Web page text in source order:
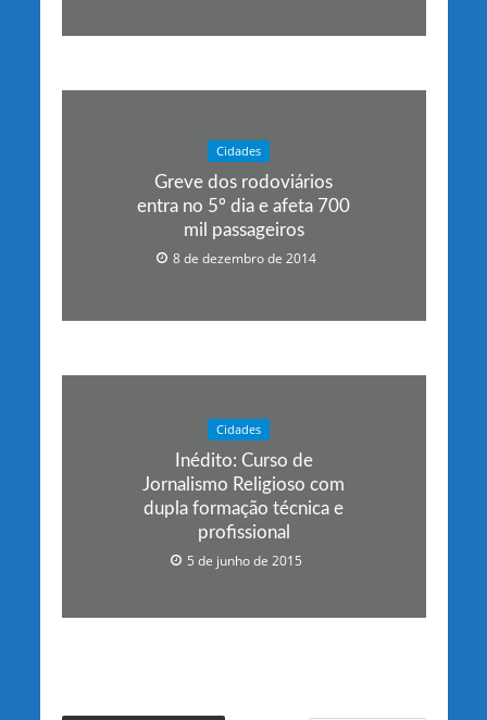
Cidades
Greve dos rodoviários
entra no 5º dia e afeta 700
mil passageiros
8 de dezembro de 2014
Cidades
Inédito: Curso de
Jornalismo Religioso com
dupla formação técnica e
profissional
5 de junho de 2015